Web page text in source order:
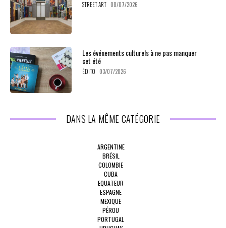
STREET ART 08/07/2026
Les événements culturels à ne pas manquer
cet été
ÉDITO 03/07/2026
DANS LA MÊME CATÉGORIE
ARGENTINE
BRÉSIL
COLOMBIE
CUBA
EQUATEUR
ESPAGNE
MEXIQUE
PÉROU
PORTUGAL